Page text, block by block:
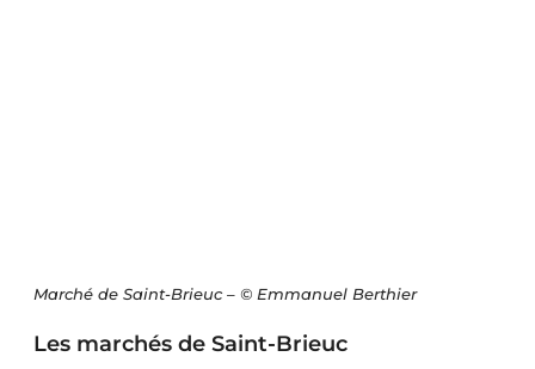
Marché de Saint-Brieuc – © Emmanuel Berthier
Les marchés de Saint-Brieuc